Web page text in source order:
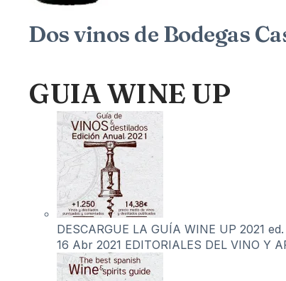
Dos vinos de Bodegas
GUIA WINE UP
DESCARGUE LA GUÍA WINE UP 2021
16 Abr 2021 EDITORIALES DEL VINO Y